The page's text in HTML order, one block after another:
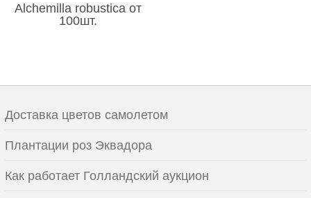
Alchemilla robustica от
100шт.
Доставка цветов самолетом
Плантации роз Эквадора
Как работает Голландский аукцион